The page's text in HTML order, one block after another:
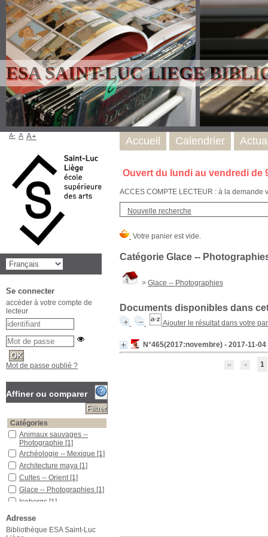
ESA SAINT-LUC LIEGE
Ouvert du lundi au vendredi de
ACCES COMPTE LECTEUR : à la
Nouvelle recherche
Catégorie Glace --
> Glace -- Photographies
Documents disponibles dans
Ajouter le résultat dans votre
N°465(2017:novembre) - 2017-11-
1
Accueil Calendrier
A- A A+
Se connecter
accéder à votre compte de
lecteur
Mot de passe oublié ?
Affiner ou comparer
Catégories
Animaux sauvages --
Photographie [1]
Archéologie -- Mexique [1]
Architecture maya [1]
Cultes -- Orient [1]
Glace -- Photographies [1]
Icebergs [1]
voyages
Pyramides -- Mexique[1]
Adresse
Bibliothèque ESA Saint-Luc